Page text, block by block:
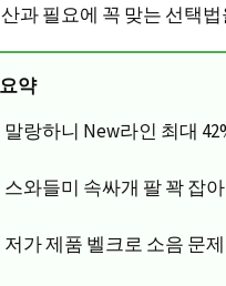
과 필요에 꼭 맞는 선택
약
말랑하니 New라인 최대
스와들미 속싸개 팔 꽉 잡
저가 제품 벨크로 소음 문